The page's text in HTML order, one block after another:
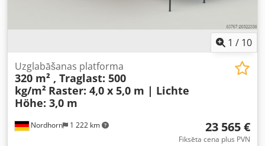
1 / 10
Nordhorn 1 222 km
Uzglabāšanas platforma
320 m² , Traglast: 500
kg/m² Raster: 4,0 x 5,0 m | Lichte
Höhe: 3,0 m
23 565 €
Fiksēta cena plus PVN